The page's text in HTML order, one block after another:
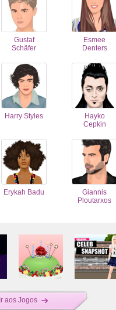
Gustaf
Schäfer
Esmee
Denters
Harry Styles
Hayko
Cepkin
Erykah Badu
Giannis
Ploutarxos
Ir aos Jogos